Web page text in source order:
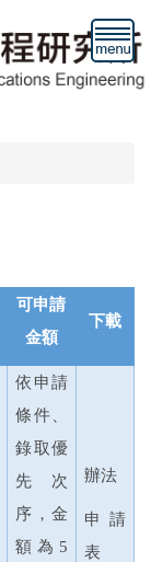
可申請
金額
下載
依申請
條件、
錄取優
先次
序，金
額為 5
辦法
申請
表